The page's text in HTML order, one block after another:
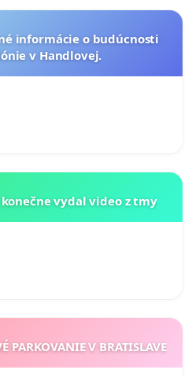
informácie o budúcnosti
v Handlovej.
vydal video z tmy
PARKOVANIE V BRATISLAVE